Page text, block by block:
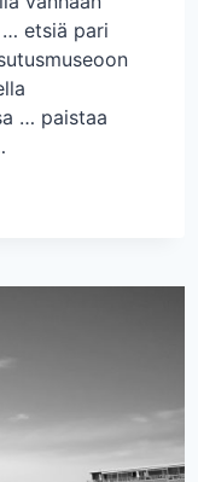
etsiä pari
… paistaa